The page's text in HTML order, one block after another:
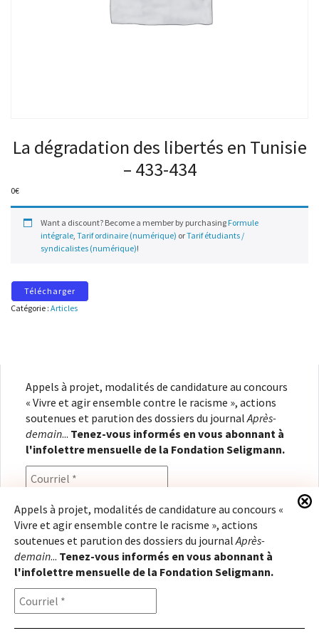
La dégradation des libertés en Tunisie
– 433-434
0€
Want a discount? Become a member by purchasing Formule
intégrale, Tarif ordinaire (numérique) orTarif étudiants /
syndicalistes (numérique)!
Télécharger
Catégorie : Articles
Appels à projet, modalités de candidature au concours
« Vivre et agir ensemble contre le racisme », actions
soutenues et parution des dossiers du journal Après-
demain... Tenez-vous informés en vous abonnant à
l'infolettre mensuelle de la Fondation Seligmann.
En renseignant votre adresse électronique, vous
consentez à recevoir l'infolettre de la Fondation
Seligmann, conformément à notrepolitique de
confidentialité. Il vous sera possible de vous
désabonner à tout moment.
Appels à projet, modalités de candidature au concours «
Vivre et agir ensemble contre le racisme », actions
soutenues et parution des dossiers du journalAprès-
demain... Tenez-vous informés en vous abonnant à
l'infolettre mensuelle de la Fondation Seligmann.